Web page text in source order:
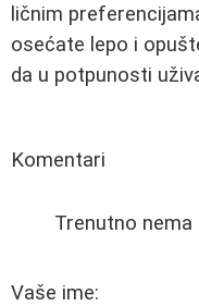
ličnim
osećate lepo i
da u potpunosti
Komentari
Trenutno
Vaše ime: